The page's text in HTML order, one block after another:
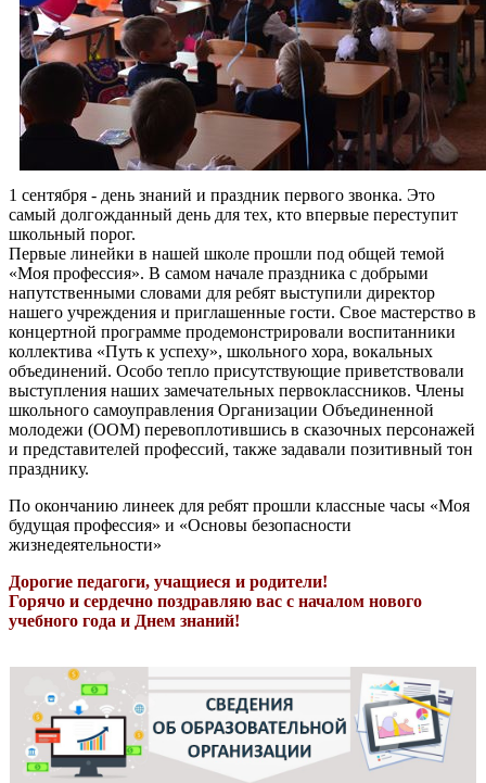
1 сентября - день знаний и праздник первого звонка. Это
самый долгожданный день для тех, кто впервые переступит
школьный порог.
Первые линейки в нашей школе прошли под общей темой
«Моя профессия». В самом начале праздника с добрыми
напутственными словами для ребят выступили директор
нашего учреждения и приглашенные гости. Свое мастерство в
концертной программе продемонстрировали воспитанники
коллектива «Путь к успеху», школьного хора, вокальных
объединений. Особо тепло присутствующие приветствовали
выступления наших замечательных первоклассников. Члены
школьного самоуправления Организации Объединенной
молодежи (ООМ) перевоплотившись в сказочных персонажей
и представителей профессий, также задавали позитивный тон
празднику.
По окончанию линеек для ребят прошли классные часы «Моя
будущая профессия» и «Основы безопасности
жизнедеятельности»
Дорогие педагоги, учащиеся и родители!
Горячо и сердечно поздравляю вас с началом нового
учебного года и Днем знаний!